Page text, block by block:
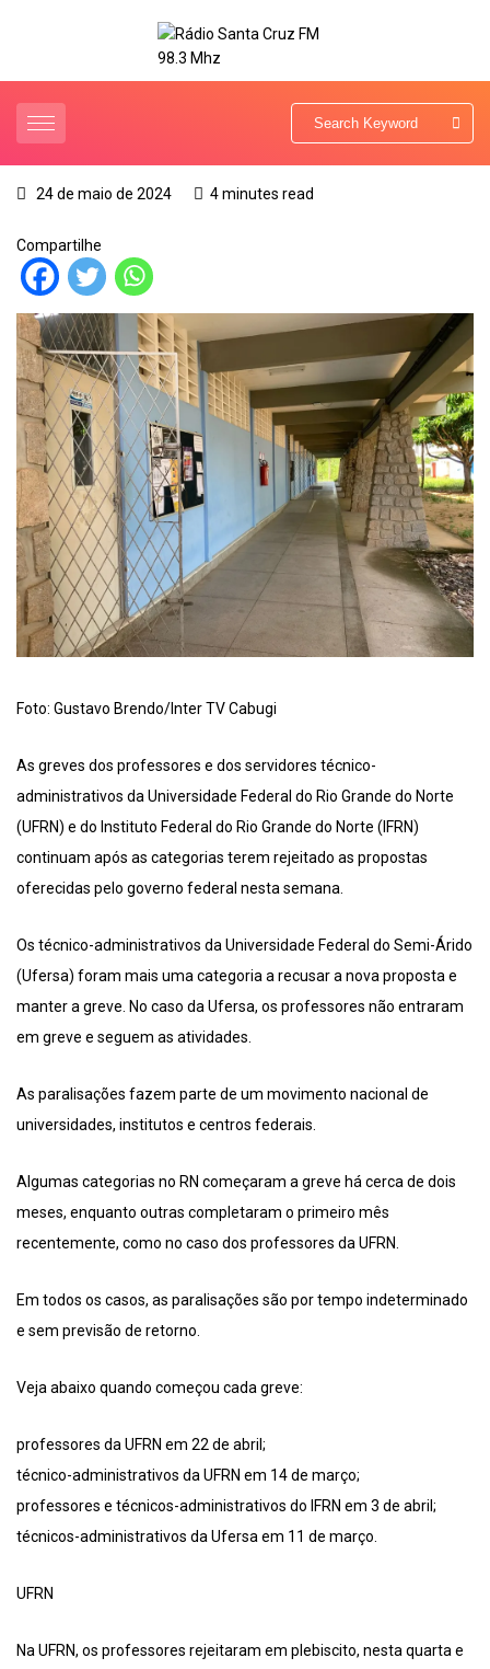
24 de maio de 2024 4 minutes read
Compartilhe
Foto: Gustavo Brendo/Inter TV Cabugi
As greves dos professores e dos servidores técnico-
administrativos da Universidade Federal do Rio Grande do Norte
(UFRN) e do Instituto Federal do Rio Grande do Norte (IFRN)
continuam após as categorias terem rejeitado as propostas
oferecidas pelo governo federal nesta semana.
Os técnico-administrativos da Universidade Federal do Semi-Árido
(Ufersa) foram mais uma categoria a recusar a nova proposta e
manter a greve. No caso da Ufersa, os professores não entraram
em greve e seguem as atividades.
As paralisações fazem parte de um movimento nacional de
universidades, institutos e centros federais.
Algumas categorias no RN começaram a greve há cerca de dois
meses, enquanto outras completaram o primeiro mês
recentemente, como no caso dos professores da UFRN.
Em todos os casos, as paralisações são por tempo indeterminado
e sem previsão de retorno.
Veja abaixo quando começou cada greve:
professores da UFRN em 22 de abril;
técnico-administrativos da UFRN em 14 de março;
professores e técnicos-administrativos do IFRN em 3 de abril;
técnicos-administrativos da Ufersa em 11 de março.
UFRN
Na UFRN, os professores rejeitaram em plebiscito, nesta quarta e